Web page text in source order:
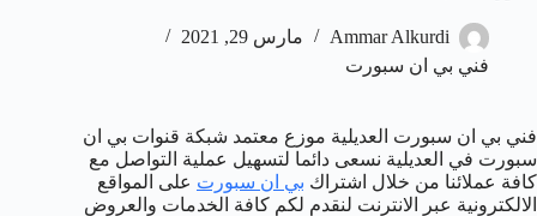
Ammar Alkurdi
مارس 29, 2021
فني بي ان سبورت
فني بي ان سبورت العديلية موزع معتمد شبكة قنوات بي ان
سبورت في العديلية نسعى دائما لتسهيل عملية التواصل مع
كافة عملائنا من خلال اشتراك بي ان سبورت على المواقع
الالكترونية عبر الانترنت لنقدم لكم كافة الخدمات والعروض